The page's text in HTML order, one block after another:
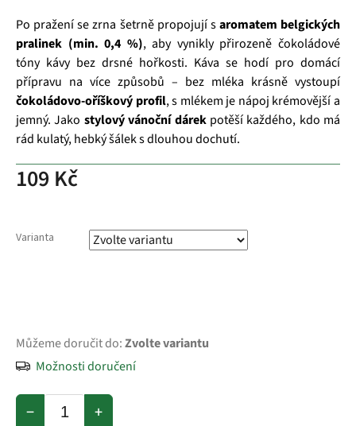
109 Kč
Varianta
Můžeme doručit do:Zvolte variantu
Možnosti doručení
+
−
Po pražení se zrna šetrně propojují saromatem belgických
pralinek (min. 0,4 %), aby vynikly přirozeně čokoládové
tóny kávy bez drsné hořkosti. Káva se hodí pro domácí
přípravu na více způsobů – bez mléka krásně vystoupí
čokoládovo‑oříškový profil, s mlékem je nápoj krémovější a
jemný. Jako stylový vánoční dárekpotěší každého, kdo má
rád kulatý, hebký šálek s dlouhou dochutí.